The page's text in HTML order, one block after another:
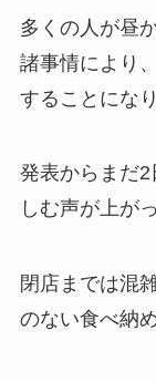
多くの人が昼
諸事情により
することにな
発表からまだ
しむ声が上が
閉店までは混
のない食べ納